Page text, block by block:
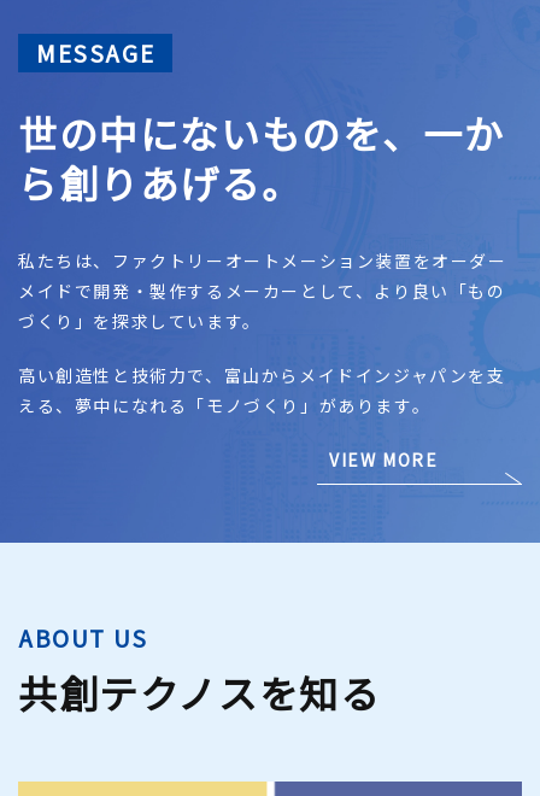
MESSAGE
世の中にないものを、 一か
ら創りあげる。
私たちは、ファクトリーオートメーション装置をオーダー
メイドで開発・製作するメーカーとして、より良い「もの
づくり」を探求しています。
高い創造性と技術力で、富山からメイドインジャパンを支
える、夢中になれる「モノづくり」があります。
VIEW MORE
共創テクノスを知る
ABOUT US